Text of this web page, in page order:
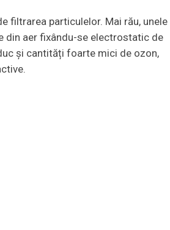
filtrarea particulelor. Mai rău, unele
din aer fixându-se electrostatic de
și cantități foarte mici de ozon,